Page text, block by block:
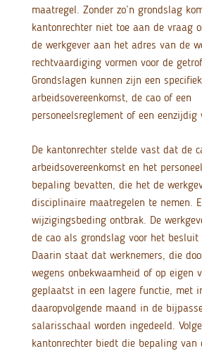
maatregel. Zonder zo’n grondslag
kantonrechter niet toe aan de vraag
de werkgever aan het adres van de
rechtvaardiging vormen voor de
Grondslagen kunnen zijn een
arbeidsovereenkomst, de cao of een
personeelsreglement of een
De kantonrechter stelde vast dat de
arbeidsovereenkomst en het
bepaling bevatten, die het de
disciplinaire maatregelen te nemen.
wijzigingsbeding ontbrak. De
de cao als grondslag voor het besluit
Daarin staat dat werknemers, die
wegens onbekwaamheid of op eigen
geplaatst in een lagere functie, met
daaropvolgende maand in de
salarisschaal worden ingedeeld.
kantonrechter biedt die bepaling van